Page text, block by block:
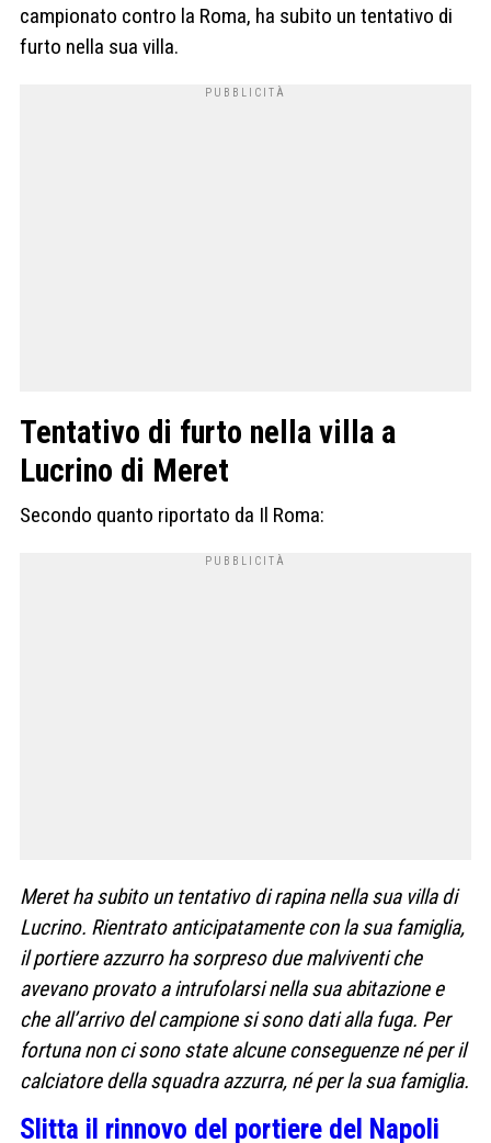
campionato contro la Roma, ha subito un tentativo di
furto nella sua villa.
Tentativo di furto nella villa a
Lucrino di Meret
Secondo quanto riportato da Il Roma:
Meret ha subito un tentativo di rapina nella sua villa di
Lucrino. Rientrato anticipatamente con la sua famiglia,
il portiere azzurro ha sorpreso due malviventi che
avevano provato a intrufolarsi nella sua abitazione e
che all’arrivo del campione si sono dati alla fuga. Per
fortuna non ci sono state alcune conseguenze né per il
calciatore della squadra azzurra, né per la sua famiglia.
Slitta il rinnovo del portiere del Napoli